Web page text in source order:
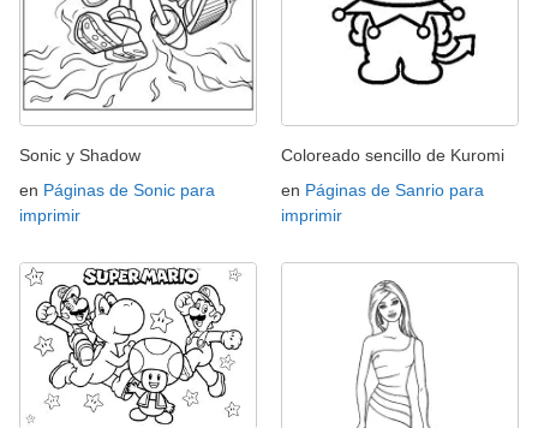
Sonic y Shadow
en Páginas de Sonic para
imprimir
Coloreado sencillo de Kuromi
en Páginas de Sanrio para
imprimir